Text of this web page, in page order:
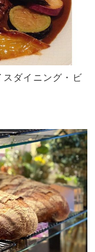
ダイニング・ビ